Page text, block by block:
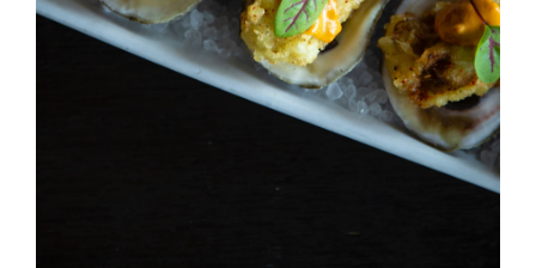
Ahi Salmon Nigiri
HORS D'OEUVRES